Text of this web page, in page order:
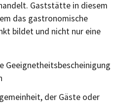
Gaststätte in diesem
das gastronomische
bildet und nicht nur eine
Geeignetheitsbescheinigung
der Gäste oder